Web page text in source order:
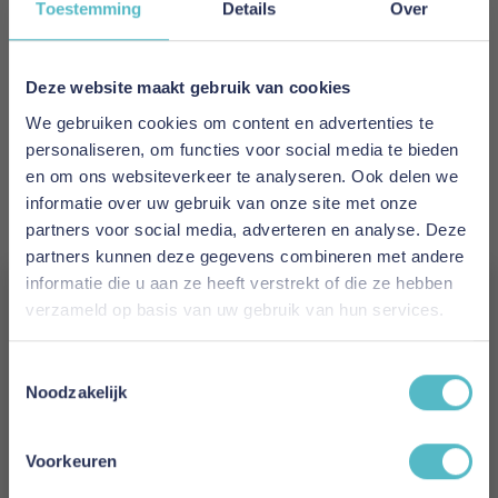
Toestemming Details Over
Deze website maakt gebruik van cookies
We gebruiken cookies om content en advertenties te
personaliseren, om functies voor social media te bieden
en om ons websiteverkeer te analyseren. Ook delen we
informatie over uw gebruik van onze site met onze
partners voor social media, adverteren en analyse. Deze
partners kunnen deze gegevens combineren met andere
informatie die u aan ze heeft verstrekt of die ze hebben
verzameld op basis van uw gebruik van hun services.
Noodzakelijk
Voorkeuren
EAN
5700111001976
Prijs
€ 1.988,00
Levertijd
2 tot 4 weken
Kleur
Model
E-mail